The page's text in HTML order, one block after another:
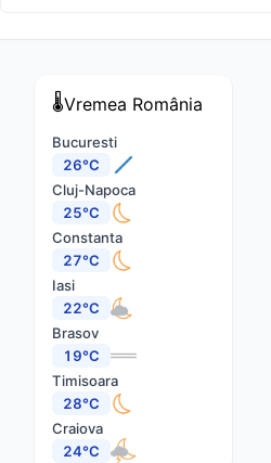
🌡️Vremea România
Bucuresti
26°C
Cluj-Napoca
25°C
Constanta
27°C
Iasi
22°C
Brasov
19°C
Timisoara
28°C
Craiova
24°C